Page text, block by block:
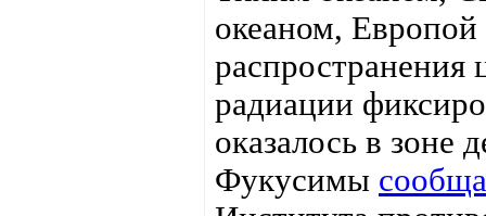
океаном,
радиации
оказалось в зоне
Фукусимы